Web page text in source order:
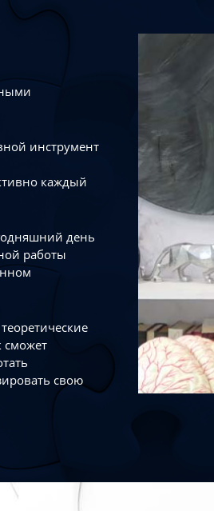
инструмент
каждый
день
работы
сможет
свою